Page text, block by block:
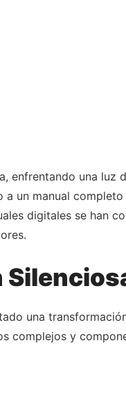
enfrentando una
a un manual
digitales se han
una
complejos y